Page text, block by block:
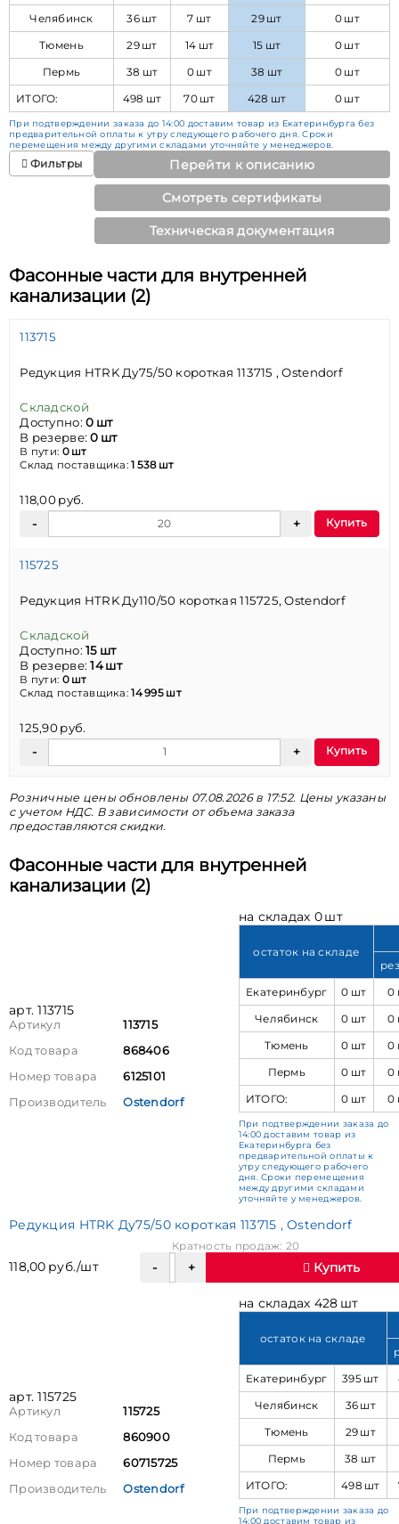
Челябинск
36 шт 7 шт 29 шт
0 шт
Тюмень
29 шт 14 шт 15 шт
0 шт
Пермь
38 шт 0 шт 38 шт
0 шт
ИТОГО:
498 шт 70 шт 428 шт 0 шт
При подтверждении заказа до 14:00 доставим товар из Екатеринбурга без
предварительной оплаты к утру следующего рабочего дня. Сроки
перемещения между другими складами уточняйте у менеджеров.
Фильтры Перейти к описанию
Смотреть сертификаты
Техническая документация
Фасонные части для внутренней
канализации (2)
113715
Редукция HTRK Ду75/50 короткая 113715 , Ostendorf
Складской
Доступно:0 шт
В резерве:0 шт
В пути: 0 шт
Склад поставщика:1 538 шт
118,00 руб.
Купить
115725
Редукция HTRK Ду110/50 короткая 115725, Ostendorf
Складской
Доступно:15 шт
В резерве:14 шт
В пути: 0 шт
Склад поставщика:14 995 шт
125,90 руб.
Купить
Розничные цены обновлены 07.08.2026 в 17:52. Цены указаны
с учетом НДС. В зависимости от объема заказа
предоставляются скидки.
Фасонные части для внутренней
канализации (2)
арт. 113715
Артикул
113715
Код товара
868406
Номер товара
6125101
Производитель
Ostendorf
на складах 0 шт
остаток на складе
Екатеринбург
0 шт
0
Челябинск
0 шт
0
Тюмень
0 шт
0
Пермь
0 шт
0
ИТОГО:
0 шт 0
При подтверждении заказа до
14:00 доставим товар из
Екатеринбурга без
предварительной оплаты к
утру следующего рабочего
дня. Сроки перемещения
между другими складами
уточняйте у менеджеров.
Редукция HTRK Ду75/50 короткая 113715 , Ostendorf
118,00 руб./шт
Кратность продаж: 20
Купить
арт. 115725
Артикул
115725
Код товара
860900
Номер товара
60715725
Производитель
Ostendorf
на складах 428 шт
остаток на складе
Екатеринбург
395 шт
Челябинск
36 шт
Тюмень
29 шт
Пермь
38 шт
ИТОГО:
498 шт
При подтверждении заказа до
14:00 доставим товар из